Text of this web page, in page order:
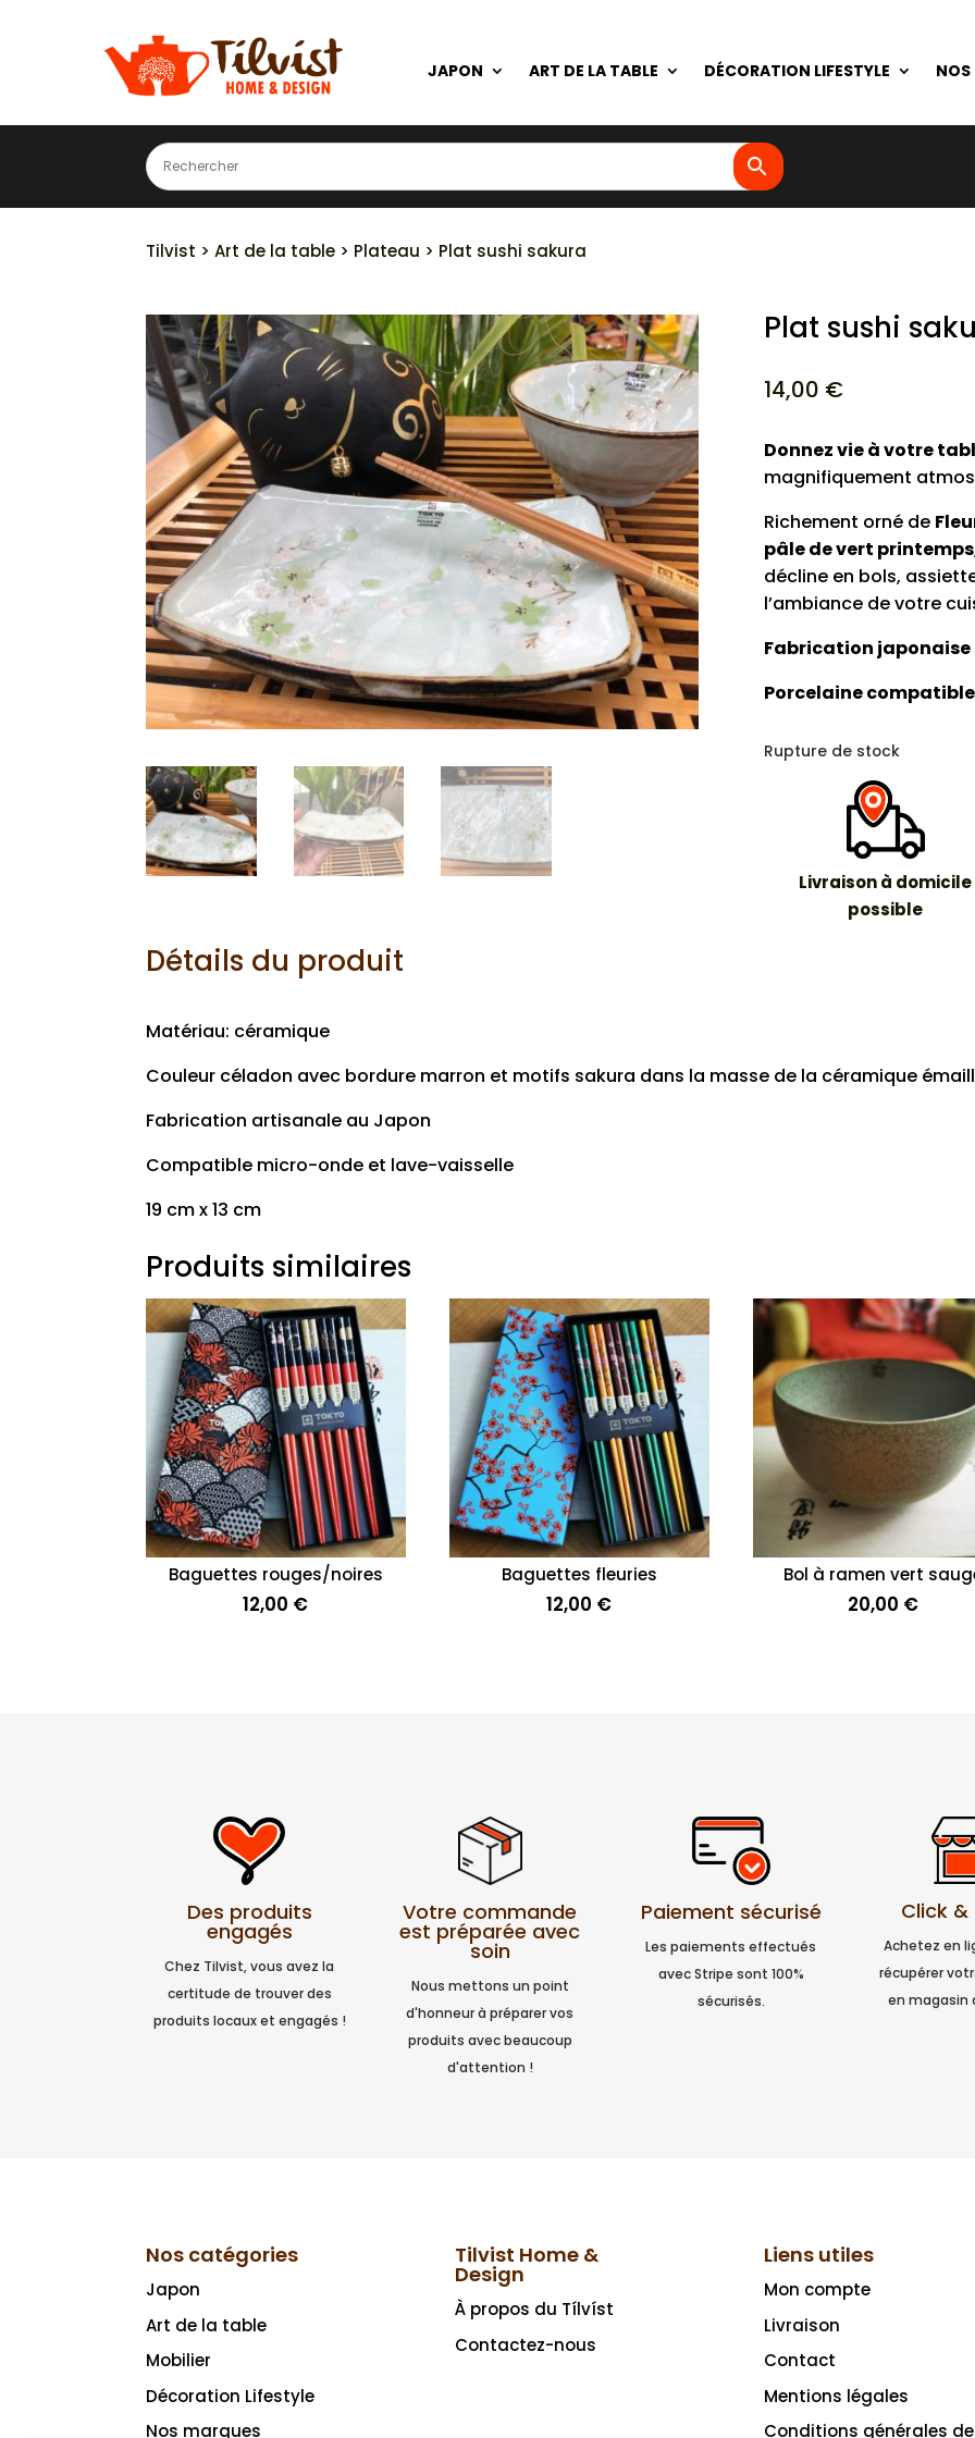
JAPON ART DE LA TABLE DÉCORATION LIFESTYLE NOS
Tilvist >Art de la table > Plateau > Plat sushi sakura
Plat sushi
14,00 €
Donnez vie à votre
magnifiquement
Richement orné de
pâle de vert printemps
décline en bols,
l’ambiance de votre
Fabrication japonaise
Porcelaine
Rupture de stock
Livraison à domicile
possible
Détails du produit
Matériau: céramique
Couleur céladon avec bordure marron et motifs sakura dans la masse de la céramique
Fabrication artisanale au Japon
Compatible micro-onde et lave-vaisselle
19 cm x 13 cm
Produits similaires
Baguettes rouges/noires
12,00 €
Baguettes fleuries
12,00 €
Bol à ramen vert
20,00 €
Des produits
engagés
Chez Tilvist, vous avez la
certitude de trouver des
produits locaux et engagés !
Votre commande
est préparée avec
soin
Nous mettons un point
d'honneur à préparer vos
produits avec beaucoup
d'attention !
Paiement sécurisé
Les paiements effectués
avec Stripe sont 100%
sécurisés.
Click
Achetez en
récupérer
en magasin
Nos catégories
Japon
Art de la table
Mobilier
Décoration Lifestyle
Nos marques
Tilvist Home &
Design
À propos du Tílvíst
Contactez-nous
Liens utiles
Mon compte
Livraison
Contact
Mentions légales
Conditions générales de